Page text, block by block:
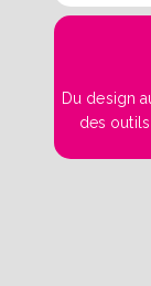
Du design
des